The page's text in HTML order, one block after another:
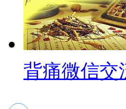
背痛微信交